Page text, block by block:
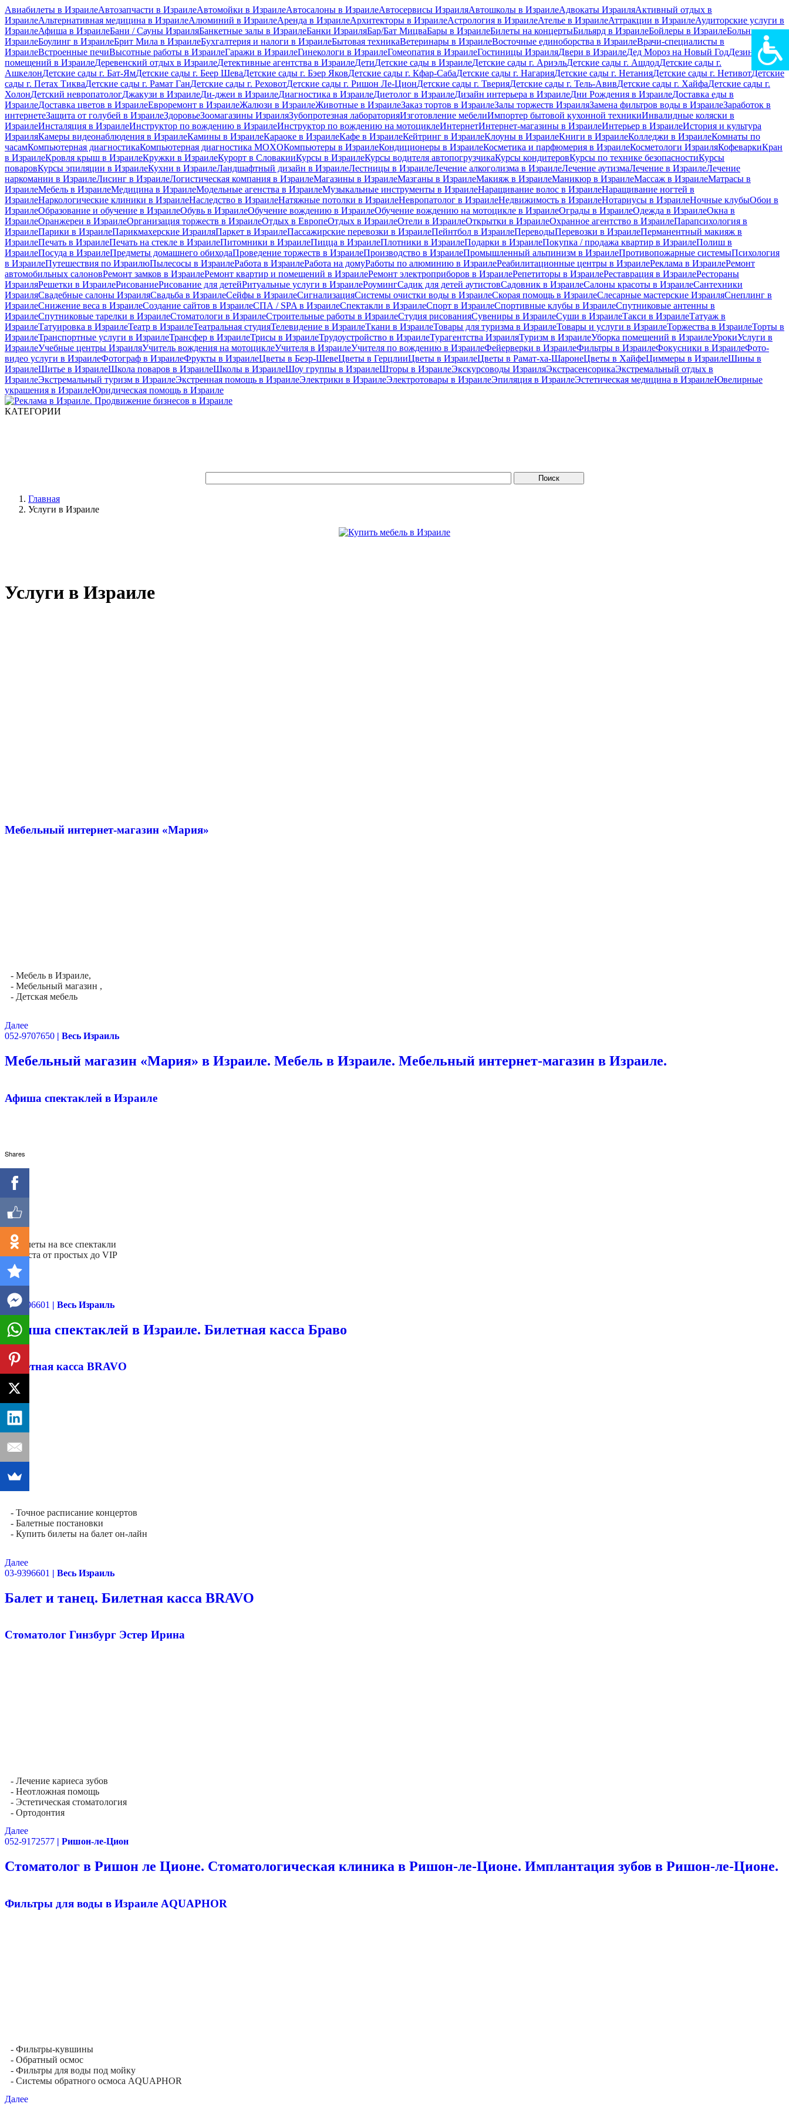
Авиабилеты в ИзраилеАвтозапчасти в ИзраилеАвтомойки в ИзраилеАвтосалоны в ИзраилеАвтосервисы ИзраиляАвтошколы в ИзраилеАдвокаты ИзраиляАктивный отдых в
ИзраилеАльтернативная медицина в ИзраилеАлюминий в ИзраилеАренда в ИзраилеАрхитекторы в ИзраилеАстрология в ИзраилеАтелье в ИзраилеАттракции в ИзраилеАудиторские услуги в
ИзраилеАфиша в ИзраилеБани / Сауны ИзраиляБанкетные залы в ИзраилеБанки ИзраиляБар/Бат МицваБары в ИзраилеБилеты на концертыБильярд в ИзраилеБойлеры в ИзраилеБольницы в
ИзраилеБоулинг в ИзраилеБрит Мила в ИзраилеБухгалтерия и налоги в ИзраилеБытовая техникаВетеринары в ИзраилеВосточные единоборства в ИзраилеВрачи-специалисты в
ИзраилеВстроенные печиВысотные работы в ИзраилеГаражи в ИзраилеГинекологи в ИзраилеГомеопатия в ИзраилеГостиницы ИзраиляДвери в ИзраилеДед Мороз на Новый ГодДезинфекция
помещений в ИзраилеДеревенский отдых в ИзраилеДетективные агентства в ИзраилеДетиДетские сады в ИзраилеДетские сады г. АриэльДетские сады г. АшдодДетские сады г.
АшкелонДетские сады г. Бат-ЯмДетские сады г. Беер ШеваДетские сады г. Бэер ЯковДетские сады г. Кфар-СабаДетские сады г. НагарияДетские сады г. НетанияДетские сады г. НетивотДетские
сады г. Петах ТикваДетские сады г. Рамат ГанДетские сады г. РеховотДетские сады г. Ришон Ле-ЦионДетские сады г. ТверияДетские сады г. Тель-АвивДетские сады г. ХайфаДетские сады г.
ХолонДетский невропатологДжакузи в ИзраилеДи-джеи в ИзраилеДиагностика в ИзраилеДиетолог в ИзраилеДизайн интерьера в ИзраилеДни Рождения в ИзраилеДоставка еды в
ИзраилеДоставка цветов в ИзраилеЕвроремонт в ИзраилеЖалюзи в ИзраилеЖивотные в ИзраилеЗаказ тортов в ИзраилеЗалы торжеств ИзраиляЗамена фильтров воды в ИзраилеЗаработок в
интернетеЗащита от голубей в ИзраилеЗдоровьеЗоомагазины ИзраиляЗубопротезная лабораторияИзготовление мебелиИмпортер бытовой кухонной техникиИнвалидные коляски в
ИзраилеИнсталяция в ИзраилеИнструктор по вождению в ИзраилеИнструктор по вождению на мотоциклеИнтернетИнтернет-магазины в ИзраилеИнтерьер в ИзраилеИстория и культура
ИзраиляКамеры видеонаблюдения в ИзраилеКамины в ИзраилеКараоке в ИзраилеКафе в ИзраилеКейтринг в ИзраилеКлоуны в ИзраилеКниги в ИзраилеКолледжи в ИзраилеКомнаты по
часамКомпьютерная диагностикаКомпьютерная диагностика MOXOКомпьютеры в ИзраилеКондиционеры в ИзраилеКосметика и парфюмерия в ИзраилеКосметологи ИзраиляКофеваркиКран
в ИзраилеКровля крыш в ИзраилеКружки в ИзраилеКурорт в СловакииКурсы в ИзраилеКурсы водителя автопогрузчикаКурсы кондитеровКурсы по технике безопасностиКурсы
поваровКурсы эпиляции в ИзраилеКухни в ИзраилеЛандшафтный дизайн в ИзраилеЛестницы в ИзраилеЛечение алкоголизма в ИзраилеЛечение аутизмаЛечение в ИзраилеЛечение
наркомании в ИзраилеЛисинг в ИзраилеЛогистическая компания в ИзраилеМагазины в ИзраилеМазганы в ИзраилеМакияж в ИзраилеМаникюр в ИзраилеМассаж в ИзраилеМатрасы в
ИзраилеМебель в ИзраилеМедицина в ИзраилеМодельные агенства в ИзраилеМузыкальные инструменты в ИзраилеНаращивание волос в ИзраилеНаращивание ногтей в
ИзраилеНаркологические клиники в ИзраилеНаследство в ИзраилеНатяжные потолки в ИзраилеНевропатолог в ИзраилеНедвижимость в ИзраилеНотариусы в ИзраилеНочные клубыОбои в
ИзраилеОбразование и обучение в ИзраилеОбувь в ИзраилеОбучение вождению в ИзраилеОбучение вождению на мотоцикле в ИзраилеОграды в ИзраилеОдежда в ИзраилеОкна в
ИзраилеОранжереи в ИзраилеОрганизация торжеств в ИзраилеОтдых в ЕвропеОтдых в ИзраилеОтели в ИзраилеОткрытки в ИзраилеОхранное агентство в ИзраилеПарапсихология в
ИзраилеПарики в ИзраилеПарикмахерские ИзраиляПаркет в ИзраилеПассажирские перевозки в ИзраилеПейнтбол в ИзраилеПереводыПеревозки в ИзраилеПерманентный макияж в
ИзраилеПечать в ИзраилеПечать на стекле в ИзраилеПитомники в ИзраилеПицца в ИзраилеПлотники в ИзраилеПодарки в ИзраилеПокупка / продажа квартир в ИзраилеПолиш в
ИзраилеПосуда в ИзраилеПредметы домашнего обиходаПроведение торжеств в ИзраилеПроизводство в ИзраилеПромышленный альпинизм в ИзраилеПротивопожарные системыПсихология
в ИзраилеПутешествия по ИзраилюПылесосы в ИзраилеРабота в ИзраилеРабота на домуРаботы по алюминию в ИзраилеРеабилитационные центры в ИзраилеРеклама в ИзраилеРемонт
автомобильных салоновРемонт замков в ИзраилеРемонт квартир и помещений в ИзраилеРемонт электроприборов в ИзраилеРепетиторы в ИзраилеРеставрация в ИзраилеРестораны
ИзраиляРешетки в ИзраилеРисованиеРисование для детейРитуальные услуги в ИзраилеРоумингСадик для детей аутистовСадовник в ИзраилеСалоны красоты в ИзраилеСантехники
ИзраиляСвадебные салоны ИзраиляСвадьба в ИзраилеСейфы в ИзраилеСигнализацияСистемы очистки воды в ИзраилеСкорая помощь в ИзраилеСлесарные мастерские ИзраиляСнеплинг в
ИзраилеСнижение веса в ИзраилеСоздание сайтов в ИзраилеСПА / SPA в ИзраилеСпектакли в ИзраилеСпорт в ИзраилеСпортивные клубы в ИзраилеСпутниковые антенны в
ИзраилеСпутниковые тарелки в ИзраилеСтоматологи в ИзраилеСтроительные работы в ИзраилеСтудия рисованияСувениры в ИзраилеСуши в ИзраилеТакси в ИзраилеТатуаж в
ИзраилеТатуировка в ИзраилеТеатр в ИзраилеТеатральная студияТелевидение в ИзраилеТкани в ИзраилеТовары для туризма в ИзраилеТовары и услуги в ИзраилеТоржества в ИзраилеТорты в
ИзраилеТранспортные услуги в ИзраилеТрансфер в ИзраилеТрисы в ИзраилеТрудоустройство в ИзраилеТурагентства ИзраиляТуризм в ИзраилеУборка помещений в ИзраилеУрокиУслуги в
ИзраилеУчебные центры ИзраиляУчитель вождения на мотоциклеУчителя в ИзраилеУчителя по вождению в ИзраилеФейерверки в ИзраилеФильтры в ИзраилеФокусники в ИзраилеФото-
видео услуги в ИзраилеФотограф в ИзраилеФрукты в ИзраилеЦветы в Беэр-ШевеЦветы в ГерцлииЦветы в ИзраилеЦветы в Рамат-ха-ШаронеЦветы в ХайфеЦиммеры в ИзраилеШины в
ИзраилеШитье в ИзраилеШкола поваров в ИзраилеШколы в ИзраилеШоу группы в ИзраилеШторы в ИзраилеЭкскурсоводы ИзраиляЭкстрасенсорикаЭкстремальный отдых в
ИзраилеЭкстремальный туризм в ИзраилеЭкстренная помощь в ИзраилеЭлектрики в ИзраилеЭлектротовары в ИзраилеЭпиляция в ИзраилеЭстетическая медицина в ИзраилеЮвелирные
украшения в ИзраилеЮридическая помощь в Израиле
КАТЕГОРИИ
Главная
Услуги в Израиле
Услуги в Израиле
Мебельный интернет-магазин «Мария»
- Мебель в Израиле,
- Мебельный магазин ,
- Детская мебель
Далее
052-9707650 | Весь Израиль
Мебельный магазин «Мария» в Израиле. Мебель в Израиле. Мебельный интернет-магазин в Израиле.
Афиша спектаклей в Израиле
- Билеты на все спектакли
- Места от простых до VIP
Далее
03-9396601 | Весь Израиль
Афиша спектаклей в Израиле. Билетная касса Браво
Билетная касса BRAVO
- Точное расписание концертов
- Балетные постановки
- Купить билеты на балет он-лайн
Далее
03-9396601 | Весь Израиль
Балет и танец. Билетная касса BRAVO
Стоматолог Гинзбург Эстер Ирина
- Лечение кариеса зубов
- Неотложная помощь
- Эстетическая стоматология
- Ортодонтия
Далее
052-9172577 | Ришон-ле-Цион
Стоматолог в Ришон ле Ционе. Стоматологическая клиника в Ришон-ле-Ционе. Имплантация зубов в Ришон-ле-Ционе.
Фильтры для воды в Израиле AQUAPHOR
- Фильтры-кувшины
- Обратный осмос
- Фильтры для воды под мойку
- Системы обратного осмоса AQUAPHOR
Далее
Shares